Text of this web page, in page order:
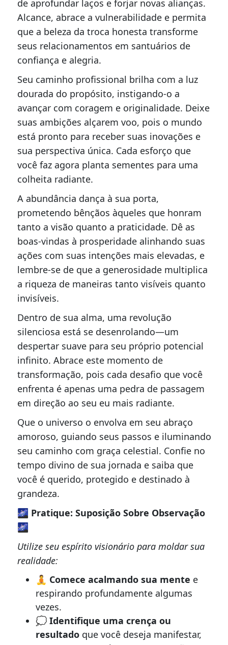
de aprofundar laços e forjar novas alianças.
Alcance, abrace a vulnerabilidade e permita
que a beleza da troca honesta transforme
seus relacionamentos em santuários de
confiança e alegria.
Seu caminho profissional brilha com a luz
dourada do propósito, instigando-o a
avançar com coragem e originalidade. Deixe
suas ambições alçarem voo, pois o mundo
está pronto para receber suas inovações e
sua perspectiva única. Cada esforço que
você faz agora planta sementes para uma
colheita radiante.
A abundância dança à sua porta,
prometendo bênçãos àqueles que honram
tanto a visão quanto a praticidade. Dê as
boas-vindas à prosperidade alinhando suas
ações com suas intenções mais elevadas, e
lembre-se de que a generosidade multiplica
a riqueza de maneiras tanto visíveis quanto
invisíveis.
Dentro de sua alma, uma revolução
silenciosa está se desenrolando—um
despertar suave para seu próprio potencial
infinito. Abrace este momento de
transformação, pois cada desafio que você
enfrenta é apenas uma pedra de passagem
em direção ao seu eu mais radiante.
Que o universo o envolva em seu abraço
amoroso, guiando seus passos e iluminando
seu caminho com graça celestial. Confie no
tempo divino de sua jornada e saiba que
você é querido, protegido e destinado à
grandeza.
🌌 Pratique: Suposição Sobre Observação
🌌
Utilize seu espírito visionário para moldar sua
realidade:
🧘 Comece acalmando sua mente e
respirando profundamente algumas
vezes.
💭 Identifique uma crença ou
resultadoque você deseja manifestar,